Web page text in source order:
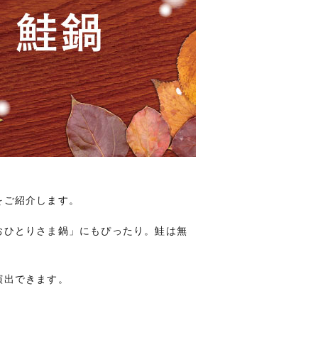
紹介します。
とりさま鍋」にもぴったり。鮭は無
できます。